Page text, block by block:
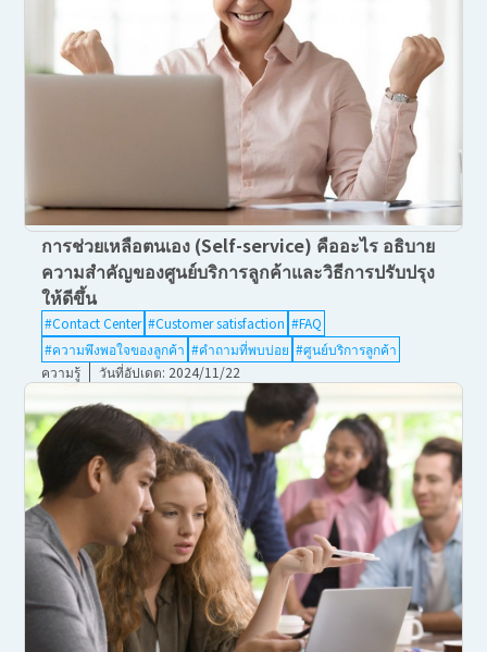
การช่วยเหลือตนเอง (Self-service) คืออะไร อธิบาย
ความสำคัญของศูนย์บริการลูกค้าและวิธีการปรับปรุง
ให้ดีขึ้น
#Contact Center #Customer satisfaction #FAQ
#ความพึงพอใจของลูกค้า #คำถามที่พบบ่อย #ศูนย์บริการลูกค้า
ความรู้
วันที่อัปเดต: 2024/11/22